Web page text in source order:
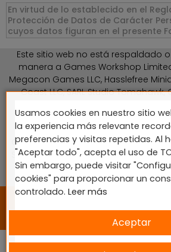
Este sitio web no está respaldado
manera a Games Workshop
Megacon Games LLC, Hasslefree
Coast LLC, SARL Studio Tomahawk,
Entertainment, Warlord Games Ltd,
Team Championship, Battlefront
Comics, Knight Models, Three Stones
S.L., Paizo Inc, The Lord of the Rings,
Entertainment Studio SLU, Marvel,
(FFG), Disney,
2024 © Diseñado y desarrollado
Comunicación 🚀
Usamos cookies en nuestro sitio
la experiencia más relevante
preferencias y visitas repetidas. Al
"Aceptar todo", acepta el uso de
Sin embargo, puede visitar
cookies" para proporcionar un
controlado. Leer más
Aceptar